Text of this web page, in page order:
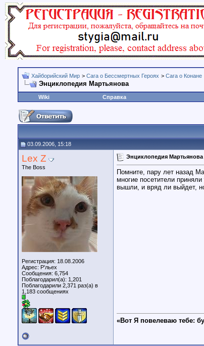
Хайборийский Мир > Сага о Бессмертных Героях > Сага о Конане
Энциклопедия Мартьянова
Wiki Справка
03.09.2006, 15:18
Lex Z
The Boss
Регистрация: 18.08.2006
Адрес: Р'льех
Сообщения: 6,754
Поблагодарил(а): 1,201
Поблагодарили 2,371 раз(а) в
1,183 сообщениях
Энциклопедия Мартьянова
Помните, пару лет назад
многие посетители
вышли, и вряд ли выйдет,
«Вот Я повелеваю тебе: